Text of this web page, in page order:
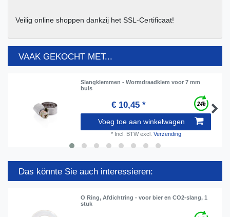
Veilig online shoppen dankzij het SSL-Certificaat!
VAAK GEKOCHT MET...
Slangklemmen - Wormdraadklem voor 7 mm
buis
€ 10,45 *
Voeg toe aan winkelwagen
* Incl. BTWexcl. Verzending
Das könnte Sie auch interessieren:
O Ring, Afdichtring - voor bier en CO2-slang, 1
stuk